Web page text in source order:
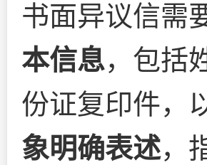
书面异议信需
本信息，包括
份证复印件，
象明确表述，